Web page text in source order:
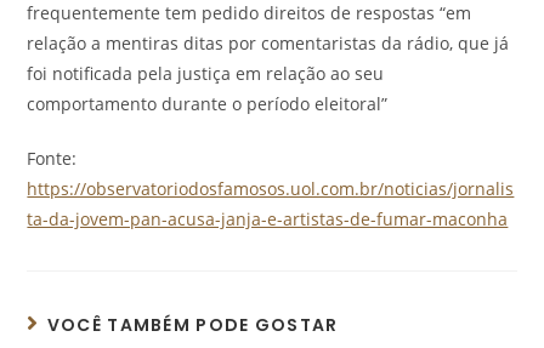
frequentemente tem pedido direitos de respostas “em
relação a mentiras ditas por comentaristas da rádio, que já
foi notificada pela justiça em relação ao seu
comportamento durante o período eleitoral”
Fonte:
https://observatoriodosfamosos.uol.com.br/noticias/jornalis
ta-da-jovem-pan-acusa-janja-e-artistas-de-fumar-maconha
VOCÊ TAMBÉM PODE GOSTAR